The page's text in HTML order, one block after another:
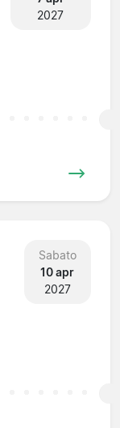
2027
Sabato
10 apr
2027